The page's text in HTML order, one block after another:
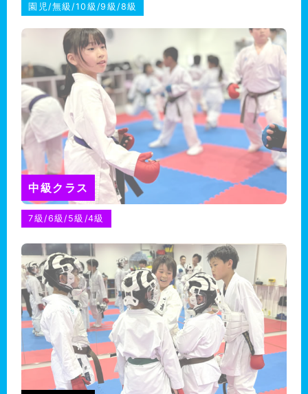
園児/無級/10級/9級/8級
中級クラス
7級/6級/5級/4級